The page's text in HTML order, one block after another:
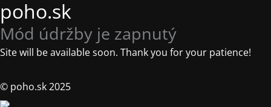
poho.sk
Mód údržby je zapnutý
Site will be available soon. Thank you for your patience!
© poho.sk 2025